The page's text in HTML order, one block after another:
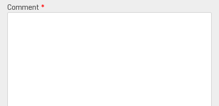
Comment *